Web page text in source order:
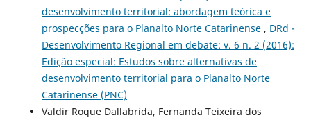
desenvolvimento territorial: abordagem teórica e
prospecções para o Planalto Norte Catarinense , DRd -
Desenvolvimento Regional em debate: v. 6 n. 2 (2016):
Edição especial: Estudos sobre alternativas de
desenvolvimento territorial para o Planalto Norte
Catarinense (PNC)
Valdir Roque Dallabrida, Fernanda Teixeira dos